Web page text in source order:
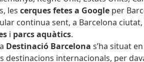
les cerques fetes a Google per
continua sent, a Barcelona ciutat,
i parcs aquàtics.
Destinació Barcelona s’ha situat en
destinacions internacionals, per